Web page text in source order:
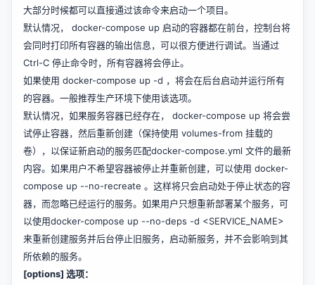
大部分时候都可以直接通过该命令来启动一个项目。
默认情况， docker-compose up 启动的容器都在前台，控制台将
会同时打印所有容器的输出信息，可以很方便进行调试。当通过
Ctrl-C 停止命令时，所有容器将会停止。
如果使用 docker-compose up -d ，将会在后台启动并运行所有
的容器。一般推荐生产环境下使用该选项。
默认情况，如果服务容器已经存在， docker-compose up 将会尝
试停止容器，然后重新创建（保持使用 volumes-from 挂载的
卷），以保证新启动的服务匹配docker-compose.yml 文件的最新
内容。如果用户不希望容器被停止并重新创建，可以使用 docker-
compose up --no-recreate 。这样将只会启动处于停止状态的容
器，而忽略已经运行的服务。如果用户只想重新部署某个服务，可
以使用docker-compose up --no-deps -d <SERVICE_NAME>
来重新创建服务并后台停止旧服务，启动新服务，并不会影响到其
所依赖的服务。
[options] 选项：